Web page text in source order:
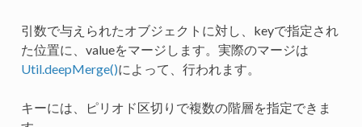
引数で与えられたオブジェクトに対し、keyで指定され
た位置に、valueをマージします。実際のマージは
Util.deepMerge()によって、行われます。
キーには、ピリオド区切りで複数の階層を指定できま